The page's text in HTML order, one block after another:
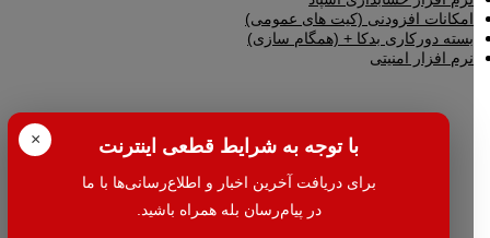
× با توجه به شرایط قطعی اینترنت
برای دریافت آخرین اخبار و اطلاع‌رسانی‌ها با ما
در پیام‌رسان بله همراه باشید.
امکانات افزودنی (کیت های عمومی)
بسته دورکاری بدکا + (همگام سازی)
نرم افزار امنیتی